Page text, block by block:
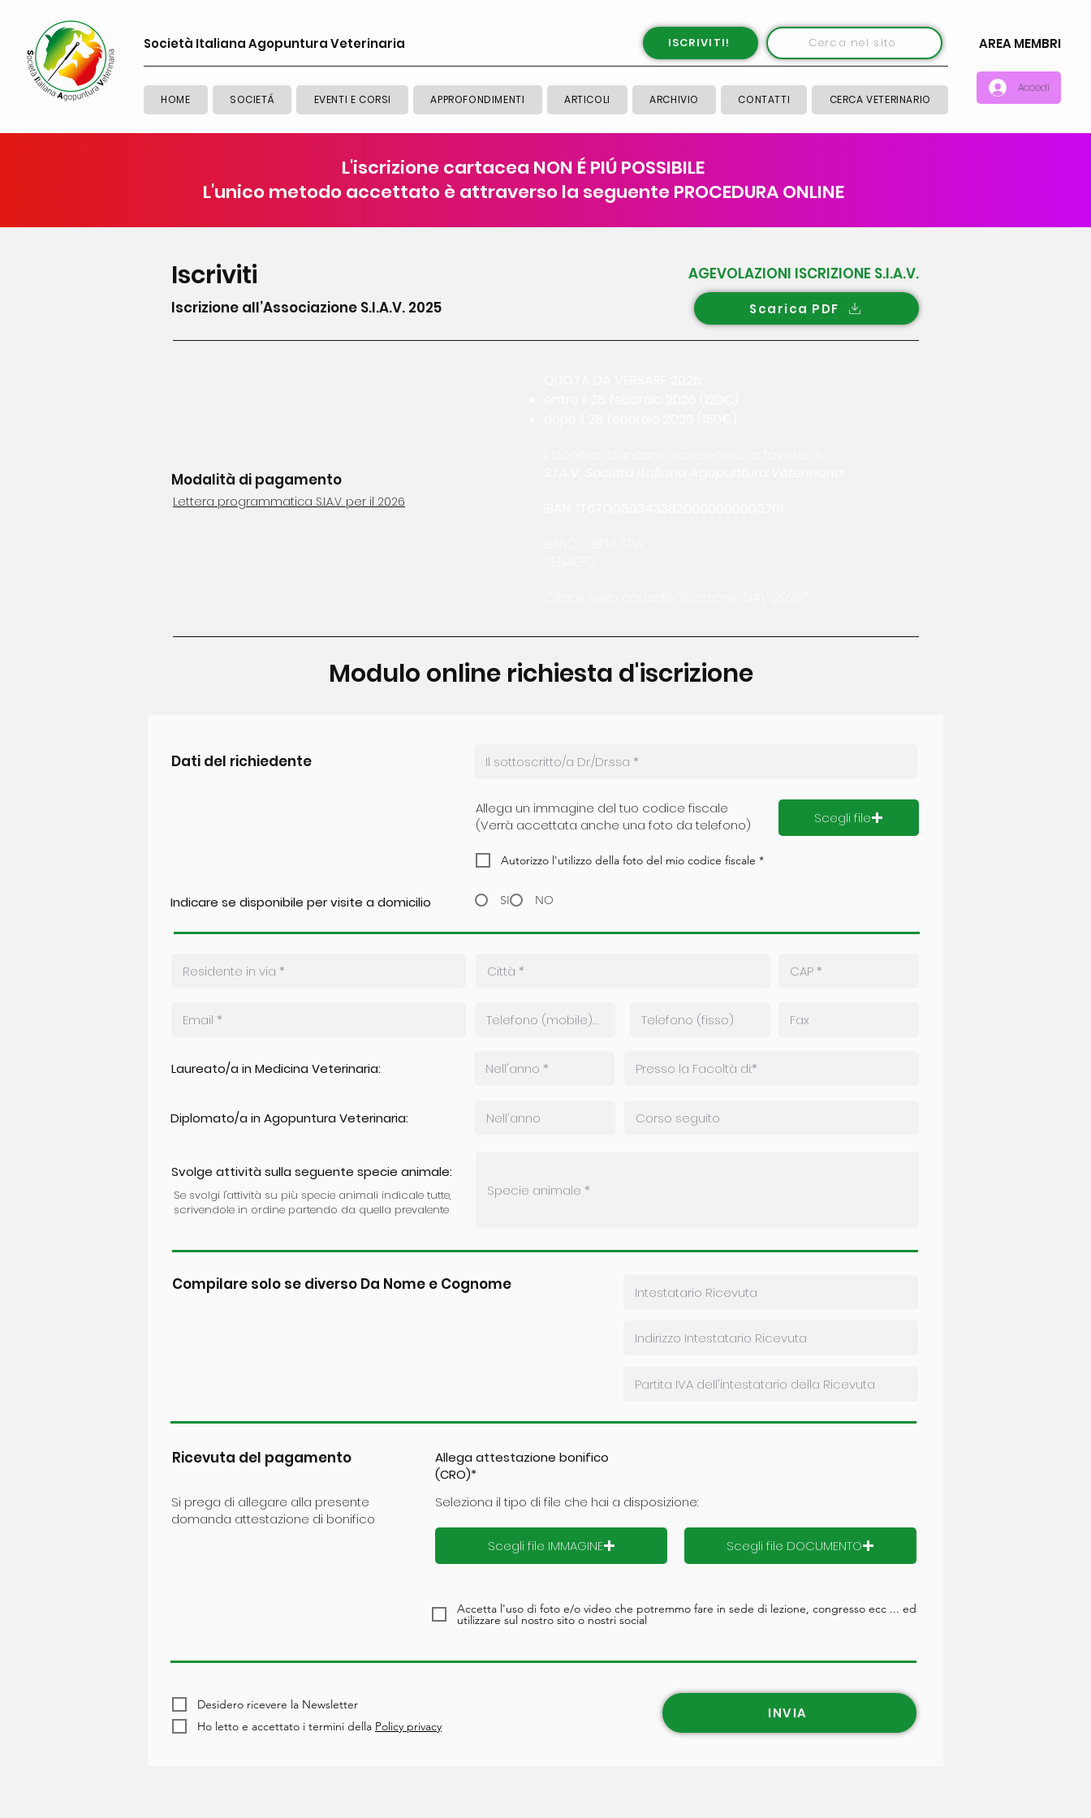
Società Italiana Agopuntura Veterinaria ISCRIVITI!
HOME SOCIETÁ EVENTI E CORSI APPROFONDIMENTI ARTICOLI ARCHIVIO CONTATTI CERCA VETERINARIO
AREA MEMBRI
Accedi
Cerca nel sito
L'iscrizione cartacea NON É PIÚ POSSIBILE
L'unico metodo accettato è attraverso la seguente PROCEDURA ONLINE
Iscriviti
Iscrizione all’Associazione S.I.A.V. 2025
AGEVOLAZIONI ISCRIZIONE S.I.A.V.
Scarica PDF
Modalità di pagamento
Lettera programmatica S.I.A.V. per il 2026
Modulo online richiesta d'iscrizione
Dati del richiedente
Allega un immagine del tuo codice fiscale
(Verrà accettata anche una foto da telefono)
Autorizzo l'utilizzo della foto del mio codice fiscale *
Scegli file
Indicare se disponibile per visite a domicilio SI NO
Laureato/a in Medicina Veterinaria:
Diplomato/a in Agopuntura Veterinaria:
Svolge attività sulla seguente specie animale:
Se svolgi l'attività su più specie animali indicale tutte,
scrivendole in ordine partendo da quella prevalente
Compilare solo se diverso Da Nome e Cognome
Ricevuta del pagamento
Si prega di allegare alla presente
domanda attestazione di bonifico
Allega attestazione bonifico
(CRO)*
Seleziona il tipo di file che hai a disposizione:
Scegli file IMMAGINE Scegli file DOCUMENTO
Accetta l'uso di foto e/o video che potremmo fare in sede di lezione, congresso ecc ... ed
utilizzare sul nostro sito o nostri social
Desidero ricevere la Newsletter
Ho letto e accettato i termini della Policy privacy
INVIA